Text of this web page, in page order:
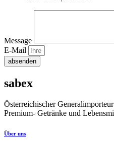
Message
E-Mail
absenden
sabex
Österreichischer
Premium- Getränke und
Über uns